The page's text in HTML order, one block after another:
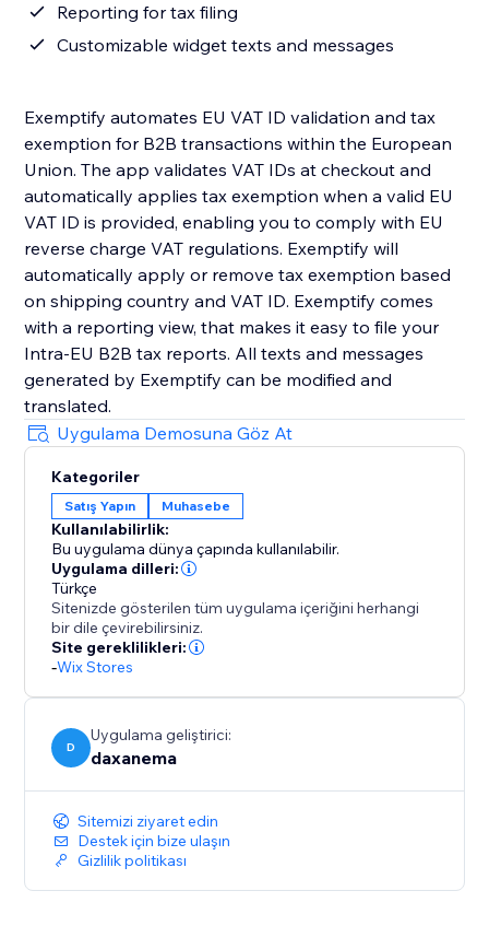
Reporting for tax filing
Customizable widget texts and messages
Exemptify automates EU VAT ID validation and tax
exemption for B2B transactions within the European
Union. The app validates VAT IDs at checkout and
automatically applies tax exemption when a valid EU
VAT ID is provided, enabling you to comply with EU
reverse charge VAT regulations. Exemptify will
automatically apply or remove tax exemption based
on shipping country and VAT ID. Exemptify comes
with a reporting view, that makes it easy to file your
Intra-EU B2B tax reports. All texts and messages
generated by Exemptify can be modified and
translated.
Uygulama Demosuna Göz At
Kategoriler
Satış Yapın Muhasebe
Kullanılabilirlik:
Bu uygulama dünya çapında kullanılabilir.
Uygulama dilleri:
Türkçe
Sitenizde gösterilen tüm uygulama içeriğini herhangi
bir dile çevirebilirsiniz.
Site gereklilikleri:
-Wix Stores
D
Uygulama geliştirici:
daxanema
Sitemizi ziyaret edin
Destek için bize ulaşın
Gizlilik politikası